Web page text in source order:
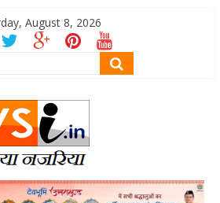
August 8, 2026